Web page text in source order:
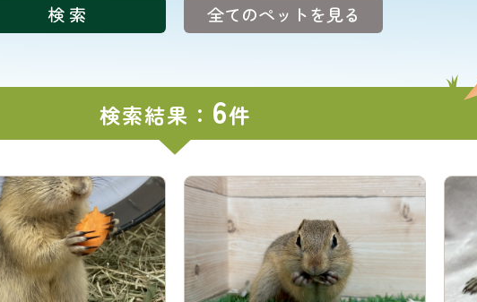
全てのペットを見る
検索結果： 6件